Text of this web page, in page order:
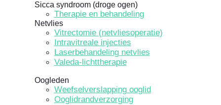
Sicca syndroom (droge ogen)
Therapie en behandeling
Netvlies
Vitrectomie (netvliesoperatie)
Intravitreale injecties
Laserbehandeling netvlies
Valeda-lichttherapie
Oogleden
Weefselverslapping ooglid
Ooglidrandverzorging